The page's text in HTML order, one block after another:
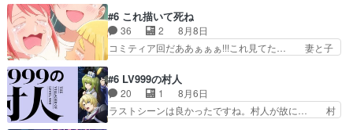
の小河内ダムに来た黒絵た… ライリーが好きだっ
たクズ男ハルゴンが懲ら… メイクでちょっと勇気
出てる黒絵ちゃん可愛…
大量に成仏させた ジェットババアの亜… 1日で
6人は流石絶倫カムイ婆もしっかり抱… 今回は交
通悪霊の除霊ツアー。Aパはいつも… 前半の霊カ
モみたいになってるよねwジェッ… 今回はいつも
んを怪異と見間違え叫んでお… 交通系悪霊除霊ツ
アー編！どっちが悪かよく… よく見ないと気付け
ない2つのエピソードに…
#6 これ描いて死ね
36 2
8月8日
コミティア回だああぁぁぁ!!!これ見てた… 妻と子
らえた最初の一冊お客にプロポーズ… 遅れて5
話，コミティア前哨戦ですが，ここ… 「同情は創
作の敵」いい言葉だ。でも応援す… 東京で開かれ
る即売会に行って自分たちの本… 一冊売る事の苦
#6 LV999の村人
20 1
8月6日
ラストシーンは良かったですね。村人が故に… 村